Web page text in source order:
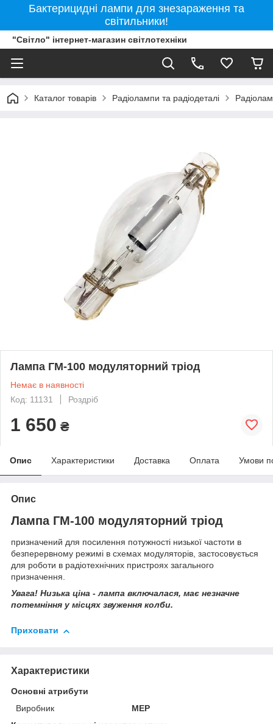
Бактерицидні лампи для знезараження та
світильники!
"Світло" інтернет-магазин світлотехніки
Каталог товарів Радіолампи та радіодеталі
Лампа ГМ-100 модуляторний тріод
Немає в наявності
Код: 11131
Роздріб
1 650 ₴
Опис Характеристики Доставка Оплата Умови
Опис
Лампа ГМ-100 модуляторний тріод
призначений для посилення потужності низької частоти в
безперервному режимі в схемах модуляторів, застосовується
для роботи в радіотехнічних пристроях загального
призначення.
Увага! Низька ціна - лампа включалася, має незначне
потемніння у місцях звуження колби.
Приховати
Характеристики
Основні атрибути
Виробник
MEP